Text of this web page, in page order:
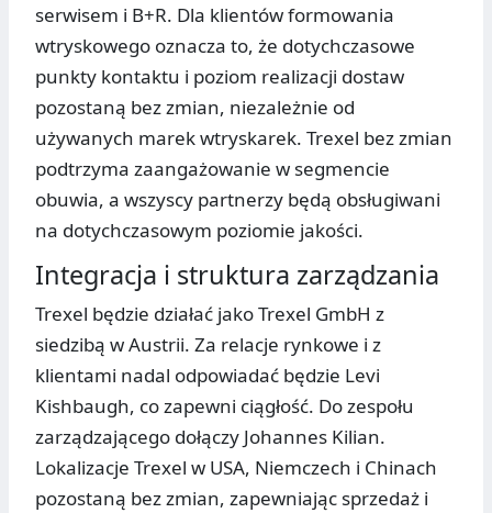
serwisem i B+R. Dla klientów formowania
wtryskowego oznacza to, że dotychczasowe
punkty kontaktu i poziom realizacji dostaw
pozostaną bez zmian, niezależnie od
używanych marek wtryskarek. Trexel bez zmian
podtrzyma zaangażowanie w segmencie
obuwia, a wszyscy partnerzy będą obsługiwani
na dotychczasowym poziomie jakości.
Integracja i struktura zarządzania
Trexel będzie działać jako Trexel GmbH z
siedzibą w Austrii. Za relacje rynkowe i z
klientami nadal odpowiadać będzie Levi
Kishbaugh, co zapewni ciągłość. Do zespołu
zarządzającego dołączy Johannes Kilian.
Lokalizacje Trexel w USA, Niemczech i Chinach
pozostaną bez zmian, zapewniając sprzedaż i